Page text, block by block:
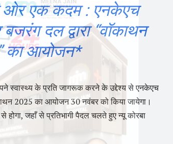
ओर एक कदम : एनकेएच
दल द्वारा “वॉकाथन
का आयोजन*
स्वास्थ्य के प्रति जागरूक करने के उद्देश्य से एनकेएच
2025 का आयोजन 30 नवंबर को किया जायेगा।
होगा, जहाँ से प्रतिभागी पैदल चलते हुए न्यू कोरबा